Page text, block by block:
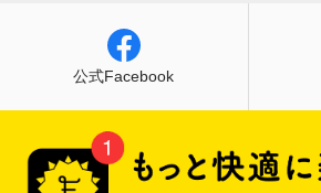
公式Facebook